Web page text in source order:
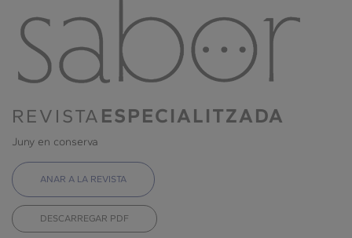
REVISTA ESPECIALITZADA
Juny en conserva
ANAR A LA REVISTA
DESCARREGAR PDF